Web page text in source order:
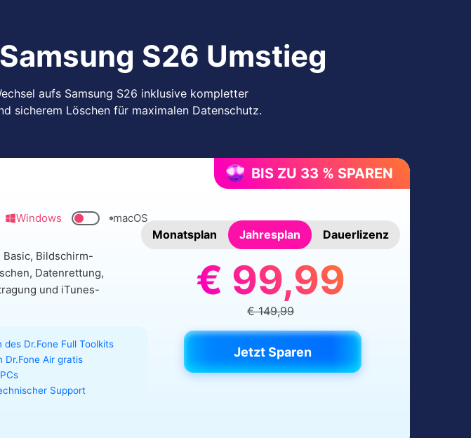
S26 Umstieg
aufs Samsung S26 inklusive kompletter
sicherem Löschen für maximalen Datenschutz.
BIS ZU 33 % SPAREN
Windows macOS
Basic, Bildschirm-
Datenrettung,
und iTunes-
Dr.Fone Full Toolkits
Dr.Fone Air gratis
Support
Monatsplan Jahresplan Dauerlizenz
€ 99,99
€ 149,99
Jetzt Sparen